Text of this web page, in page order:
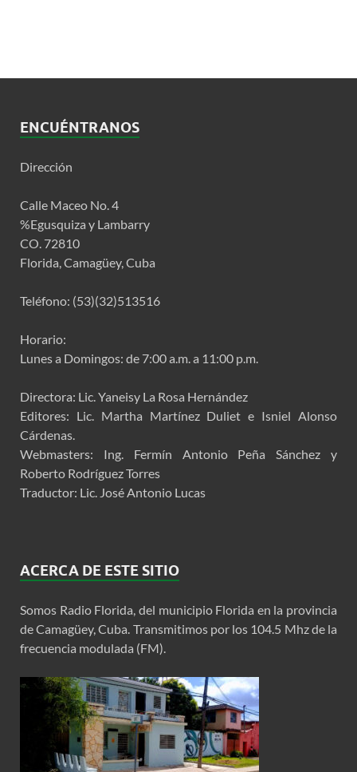
ENCUÉNTRANOS
Dirección
Calle Maceo No. 4
%Egusquiza y Lambarry
CO. 72810
Florida, Camagüey, Cuba
Teléfono: (53)(32)513516
Horario:
Lunes a Domingos: de 7:00 a.m. a 11:00 p.m.
Directora: Lic. Yaneisy La Rosa Hernández
Editores: Lic. Martha Martínez Duliet e Isniel Alonso
Cárdenas.
Webmasters: Ing. Fermín Antonio Peña Sánchez y
Roberto Rodríguez Torres
Traductor: Lic. José Antonio Lucas
ACERCA DE ESTE SITIO
Somos Radio Florida, del municipio Florida en la provincia
de Camagüey, Cuba. Transmitimos por los 104.5 Mhz de la
frecuencia modulada (FM).